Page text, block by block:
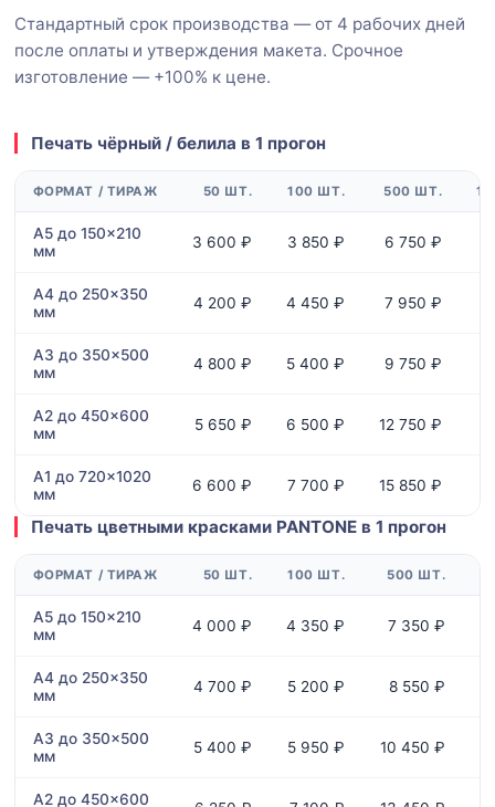
Стандартный срок производства — от 4 рабочих дней
после оплаты и утверждения макета. Срочное
изготовление — +100% к цене.
Печать чёрный / белила в 1 прогон
ФОРМАТ / ТИРАЖ 50 ШТ. 100 ШТ. 500 ШТ. 1
A5 до 150×210
мм
3 600 ₽ 3 850 ₽ 6 750 ₽
A4 до 250×350
мм
4 200 ₽ 4 450 ₽ 7 950 ₽
A3 до 350×500
мм
4 800 ₽ 5 400 ₽ 9 750 ₽
A2 до 450×600
мм
5 650 ₽ 6 500 ₽ 12 750 ₽
A1 до 720×1020
мм
6 600 ₽ 7 700 ₽ 15 850 ₽
Печать цветными красками PANTONE в 1 прогон
ФОРМАТ / ТИРАЖ 50 ШТ. 100 ШТ. 500 ШТ.
A5 до 150×210
мм
4 000 ₽ 4 350 ₽ 7 350 ₽
A4 до 250×350
мм
4 700 ₽ 5 200 ₽ 8 550 ₽
A3 до 350×500
мм
5 400 ₽ 5 950 ₽ 10 450 ₽
A2 до 450×600